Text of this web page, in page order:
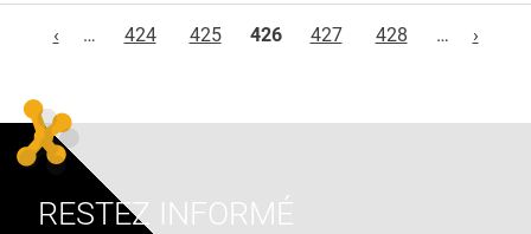
‹
… 424 425 426 427 428 … ›
RESTEZ INFORMÉ